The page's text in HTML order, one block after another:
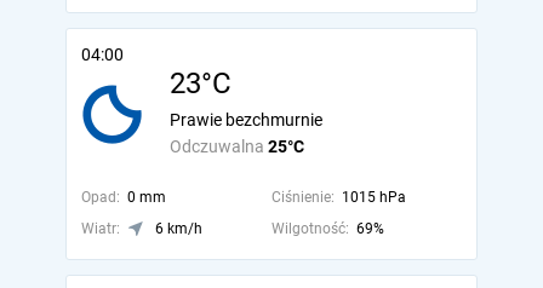
04:00
23°C
Odczuwalna 25°C
Prawie bezchmurnie
Opad: 0 mm Ciśnienie: 1015 hPa
Wiatr:
6 km/h Wilgotność: 69%